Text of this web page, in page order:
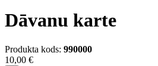
Dāvanu karte
Produkta kods: 990000
10,00 €